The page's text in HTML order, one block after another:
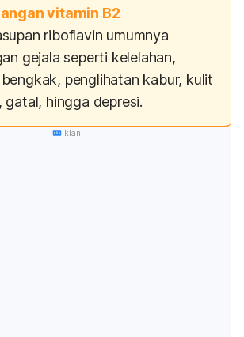
vitamin B2
riboflavin umumnya
gejala seperti kelelahan,
penglihatan kabur, kulit
gatal, hingga depresi.
Iklan